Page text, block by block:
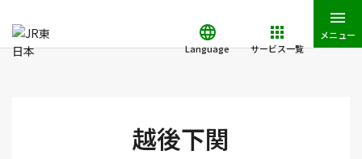
Language サービス一覧
メニュー
越後下関